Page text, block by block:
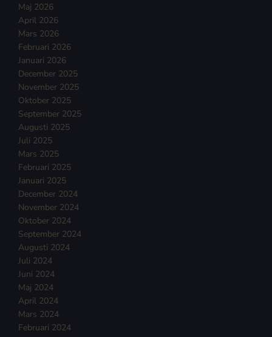
Maj 2026
April 2026
Mars 2026
Februari 2026
Januari 2026
December 2025
November 2025
Oktober 2025
September 2025
Augusti 2025
Juli 2025
Mars 2025
Februari 2025
Januari 2025
December 2024
November 2024
Oktober 2024
September 2024
Augusti 2024
Juli 2024
Juni 2024
Maj 2024
April 2024
Mars 2024
Februari 2024